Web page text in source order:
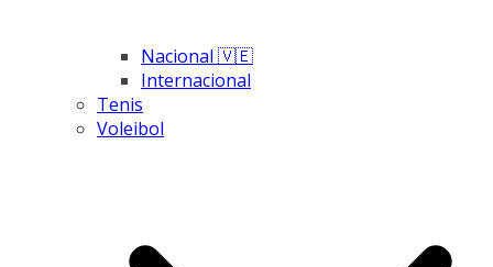
Nacional 🇻🇪
Internacional
Tenis
Voleibol